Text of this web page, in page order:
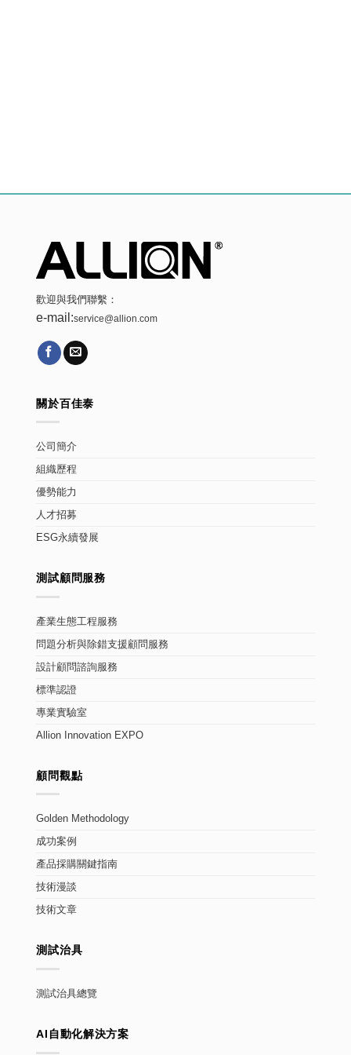
歡迎與我們聯繫：
e-mail:service@allion.com
關於百佳泰
公司簡介
組織歷程
優勢能力
人才招募
ESG永續發展
測試顧問服務
產業生態工程服務
問題分析與除錯支援顧問服務
設計顧問諮詢服務
標準認證
專業實驗室
Allion Innovation EXPO
顧問觀點
Golden Methodology
成功案例
產品採購關鍵指南
技術漫談
技術文章
測試治具
測試治具總覽
AI自動化解決方案